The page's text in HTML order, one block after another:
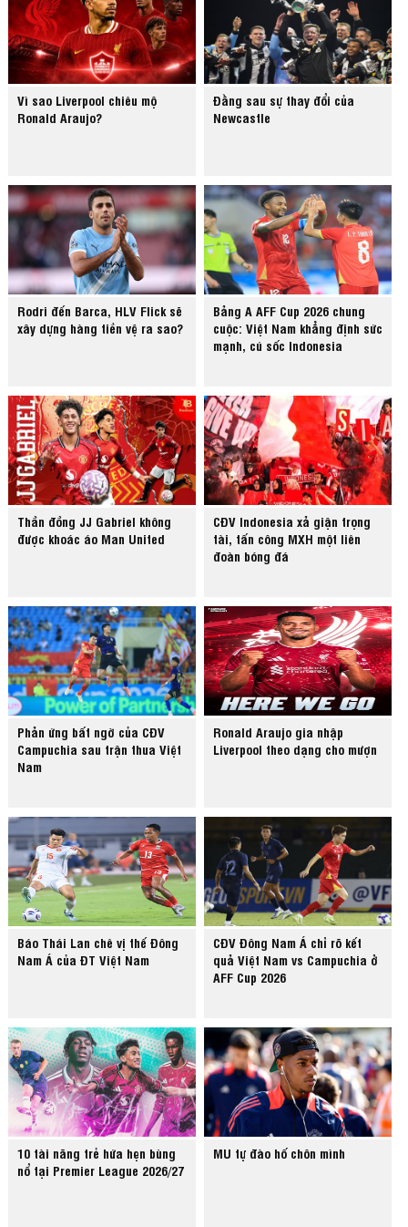
Vì sao Liverpool chiêu mộ
Ronald Araujo?
Đằng sau sự thay đổi của
Newcastle
Rodri đến Barca, HLV Flick sẽ
xây dựng hàng tiền vệ ra sao?
Bảng A AFF Cup 2026 chung
cuộc: Việt Nam khẳng định sức
mạnh, cú sốc Indonesia
Thần đồng JJ Gabriel không
được khoác áo Man United
CĐV Indonesia xả giận trọng
tài, tấn công MXH một liên
đoàn bóng đá
Phản ứng bất ngờ của CĐV
Campuchia sau trận thua Việt
Nam
Ronald Araujo gia nhập
Liverpool theo dạng cho mượn
Báo Thái Lan chê vị thế Đông
Nam Á của ĐT Việt Nam
CĐV Đông Nam Á chỉ rõ kết
quả Việt Nam vs Campuchia ở
AFF Cup 2026
10 tài năng trẻ hứa hẹn bùng
nổ tại Premier League 2026/27
MU tự đào hố chôn mình